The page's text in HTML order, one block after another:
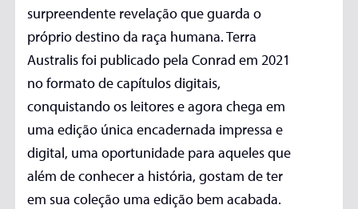
surpreendente revelação que guarda o
próprio destino da raça humana. Terra
Australis foi publicado pela Conrad em 2021
no formato de capítulos digitais,
conquistando os leitores e agora chega em
uma edição única encadernada impressa e
digital, uma oportunidade para aqueles que
além de conhecer a história, gostam de ter
em sua coleção uma edição bem acabada.